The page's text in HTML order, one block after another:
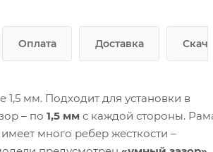
Оплата Доставка
мм. Подходит для установки в
– по 1,5 мм с каждой стороны.
много ребер жесткости –